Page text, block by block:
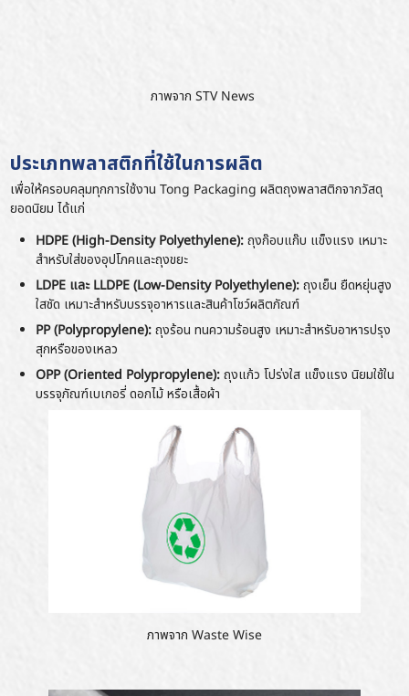
ภาพจาก STV News
ประเภทพลาสติกที่ใช้ในการผลิต
เพื่อให้ครอบคลุมทุกการใช้งาน Tong Packaging ผลิตถุงพลาสติกจากวัสดุ
ยอดนิยม ได้แก่
HDPE (High-Density Polyethylene):ถุงก๊อบแก๊บ แข็งแรง เหมาะ
สำหรับใส่ของอุปโภคและถุงขยะ
LDPE และ LLDPE (Low-Density Polyethylene):ถุงเย็น ยืดหยุ่นสูง
ใสชัด เหมาะสำหรับบรรจุอาหารและสินค้าโชว์ผลิตภัณฑ์
PP (Polypropylene):ถุงร้อน ทนความร้อนสูง เหมาะสำหรับอาหารปรุง
สุกหรือของเหลว
OPP (Oriented Polypropylene):ถุงแก้ว โปร่งใส แข็งแรง นิยมใช้ใน
บรรจุภัณฑ์เบเกอรี่ ดอกไม้ หรือเสื้อผ้า
ภาพจาก Waste Wise